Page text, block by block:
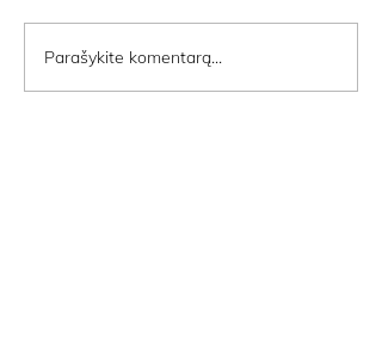
Parašykite komentarą...